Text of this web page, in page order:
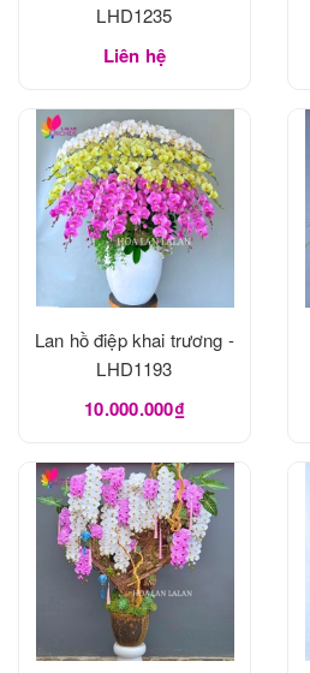
LHD1235
Liên hệ
Lan hồ điệp khai trương -
LHD1193
10.000.000₫